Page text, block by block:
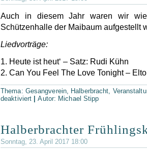
Auch in diesem Jahr waren wir
Schützenhalle der Maibaum aufgestellt
Liedvorträge:
1. Heute ist heut‘ – Satz: Rudi Kühn
2. Can You Feel The Love Tonight –
Thema: Gesangverein, Halberbracht,
deaktiviertfür
Maibaum-
|Autor: Michael Stipp
Halberbrachter
Sonntag, 23. April 2017 18:00